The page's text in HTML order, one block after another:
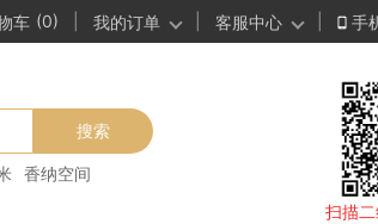
车 (0) 我的订单 客服中心 手
搜索
香纳空间
扫描